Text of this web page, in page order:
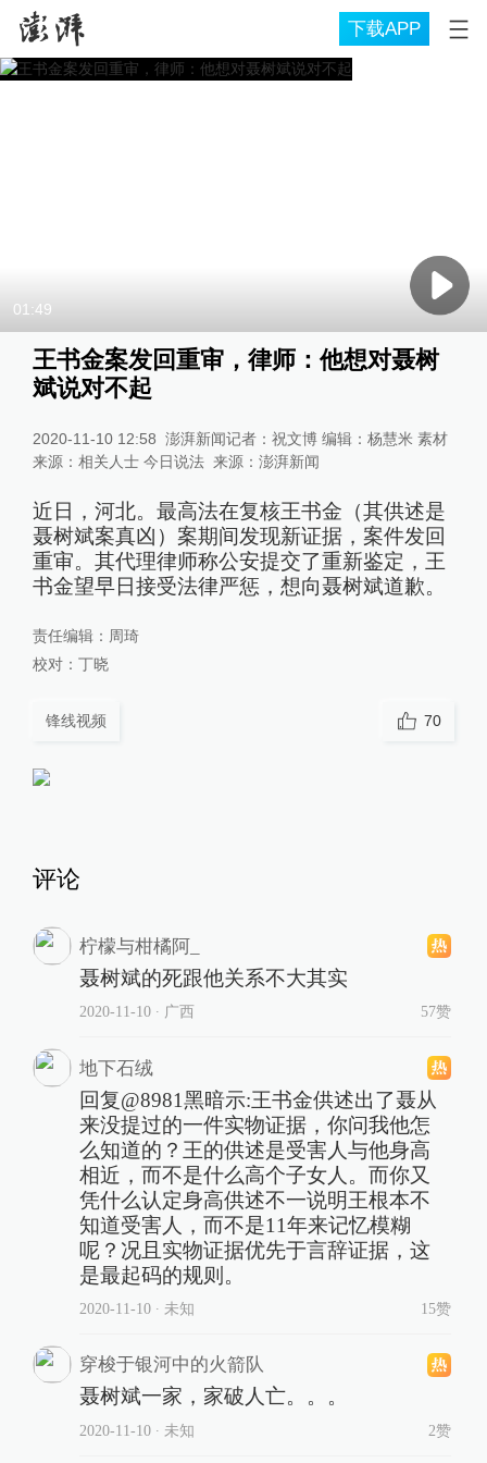
下载APP
01:49
王书金案发回重审，律师：他想对聂树
斌说对不起
2020-11-10 12:58 澎湃新闻记者：祝文博 编辑：杨慧米 素材
来源：相关人士 今日说法 来源： 澎湃新闻
近日，河北。最高法在复核王书金（其供述是
聂树斌案真凶）案期间发现新证据，案件发回
重审。其代理律师称公安提交了重新鉴定，王
书金望早日接受法律严惩，想向聂树斌道歉。
责任编辑： 周琦
校对： 丁晓
锋线视频 70
评论
柠檬与柑橘阿_
聂树斌的死跟他关系不大其实
2020-11-10∙ 广西 57赞
地下石绒
回复@8981黑暗示:王书金供述出了聂从
来没提过的一件实物证据，你问我他怎
么知道的？王的供述是受害人与他身高
相近，而不是什么高个子女人。而你又
凭什么认定身高供述不一说明王根本不
知道受害人，而不是11年来记忆模糊
呢？况且实物证据优先于言辞证据，这
是最起码的规则。
2020-11-10∙ 未知 15赞
穿梭于银河中的火箭队
聂树斌一家，家破人亡。。。
2020-11-10∙ 未知 2赞